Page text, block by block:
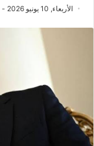
الأربعاء, 10 يونيو 2026 - 6:21 م